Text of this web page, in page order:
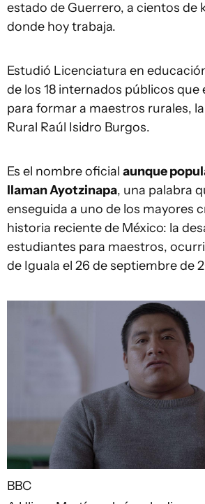
estado de Guerrero, a cientos de
donde hoy trabaja.
Estudió Licenciatura en
de los 18 internados públicos que
para formar a maestros rurales,
Rural Raúl Isidro Burgos.
Es el nombre oficial aunque
llaman Ayotzinapa, una palabra
enseguida a uno de los mayores
historia reciente de México: la
estudiantes para maestros,
de Iguala el 26 de septiembre de
BBC